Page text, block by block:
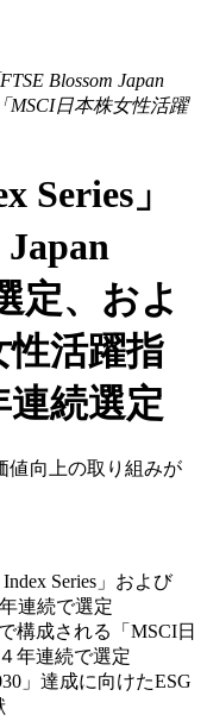
Blossom Japan
MSCI日本株女性活躍
Series」
Japan
定、およ
活躍指
続選定
値向上の取り組みが
Series」および
年連続で選定
構成される「MSCI日
年連続で選定
」達成に向けたESG